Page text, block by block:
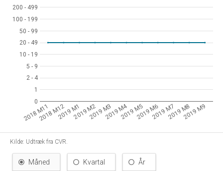
2018 M112018 M122019 M12019 M22019 M32019 M42019 M52019 M62019 M72019 M82019 M9
0
0
11
2 - 4
2 - 4
5 - 9
5 - 9
10 - 19
10 - 19
20 - 49
20 - 49
50 - 99
50 - 99
100 - 199
100 - 199
200 - 499
200 - 499
Kilde: Udtræk fra CVR.
Måned Kvartal År